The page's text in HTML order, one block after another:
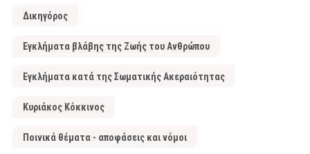
Δικηγόρος
Εγκλήματα βλάβης της Ζωής του Ανθρώπου
Εγκλήματα κατά της Σωματικής Ακεραιότητας
Κυριάκος Κόκκινος
Ποινικά θέματα - αποφάσεις και νόμοι